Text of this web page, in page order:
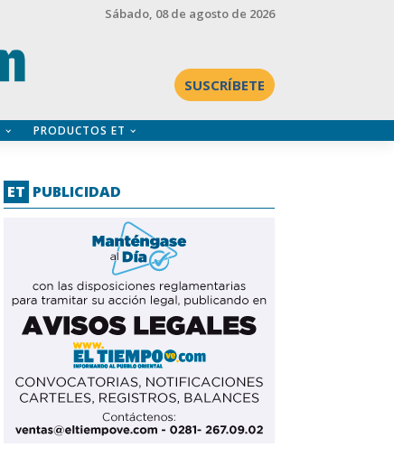
Sábado, 08 de agosto de 2026
SUSCRÍBETE
PRODUCTOS ET
ET PUBLICIDAD